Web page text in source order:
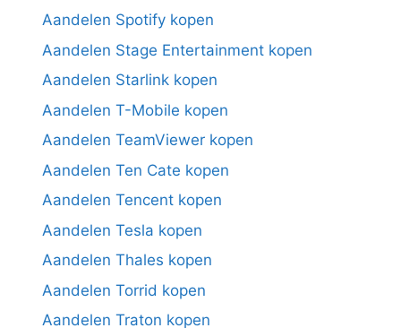
Aandelen Spotify kopen
Aandelen Stage Entertainment kopen
Aandelen Starlink kopen
Aandelen T-Mobile kopen
Aandelen TeamViewer kopen
Aandelen Ten Cate kopen
Aandelen Tencent kopen
Aandelen Tesla kopen
Aandelen Thales kopen
Aandelen Torrid kopen
Aandelen Traton kopen